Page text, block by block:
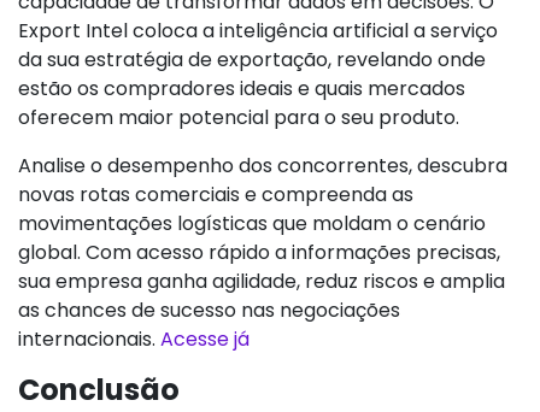
Export Intel coloca a inteligência artificial a serviço
da sua estratégia de exportação, revelando onde
estão os compradores ideais e quais mercados
oferecem maior potencial para o seu produto.
Analise o desempenho dos concorrentes, descubra
novas rotas comerciais e compreenda as
movimentações logísticas que moldam o cenário
global. Com acesso rápido a informações precisas,
sua empresa ganha agilidade, reduz riscos e amplia
as chances de sucesso nas negociações
internacionais. Acesse já
Conclusão